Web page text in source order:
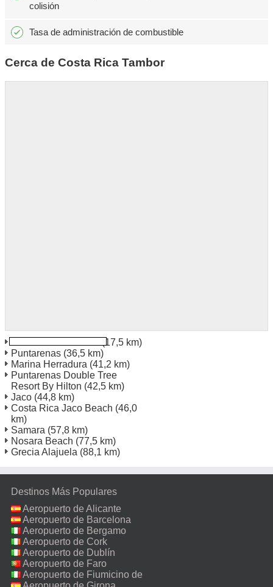
colisión
Tasa de administración de combustible
Cerca de Costa Rica Tambor
(17,5 km)
Puntarenas (36,5 km)
Marina Herradura (41,2 km)
Puntarenas Double Tree
Resort By Hilton (42,5 km)
Jaco (44,8 km)
Costa Rica Jaco Beach (46,0
km)
Samara (57,8 km)
Nosara Beach (77,5 km)
Grecia Alajuela (88,1 km)
Destinos Más Populares
Aeropuerto de Alicante
Aeropuerto de Barcelona
Aeropuerto de Bergamo
Aeropuerto de Cork
Aeropuerto de Dublín
Aeropuerto de Faro
Aeropuerto de Fiumicino de